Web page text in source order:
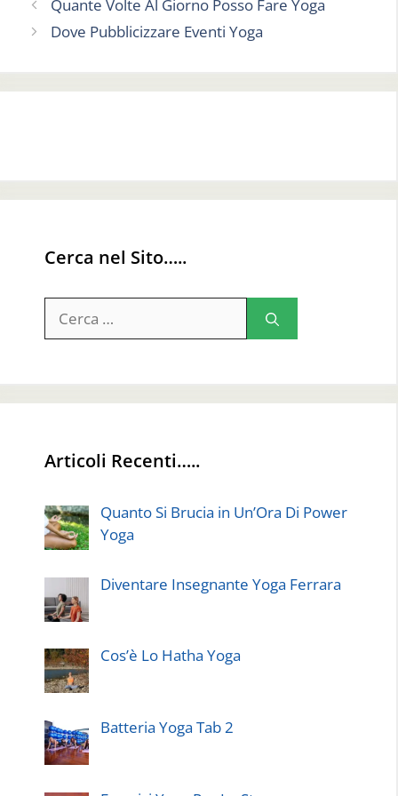
Quante Volte Al Giorno Posso Fare Yoga
Dove Pubblicizzare Eventi Yoga
Cerca nel Sito…..
per:
Articoli Recenti…..
Quanto Si Brucia in Un’Ora Di Power
Yoga
Diventare Insegnante Yoga Ferrara
Cos’è Lo Hatha Yoga
Batteria Yoga Tab 2